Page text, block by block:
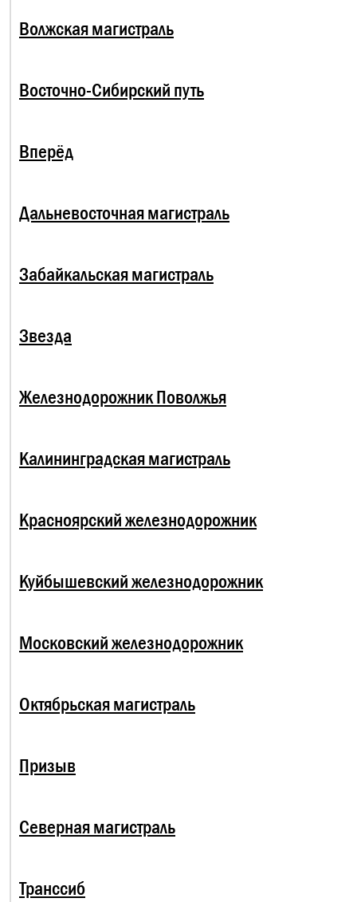
Волжская магистраль
Восточно-Сибирский путь
Вперёд
Дальневосточная магистраль
Забайкальская магистраль
Звезда
Железнодорожник Поволжья
Калининградская магистраль
Красноярский железнодорожник
Куйбышевский железнодорожник
Московский железнодорожник
Октябрьская магистраль
Призыв
Северная магистраль
Транссиб